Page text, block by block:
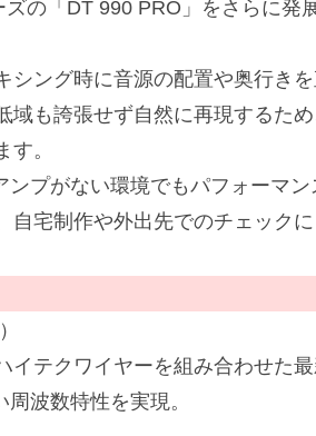
の「DT 990 PRO」をさらに発
シング時に音源の配置や奥行き
域も誇張せず自然に再現するた
。
プがない環境でもパフォーマン
宅制作や外出先でのチェック
イテクワイヤーを組み合わせた
波数特性を実現。